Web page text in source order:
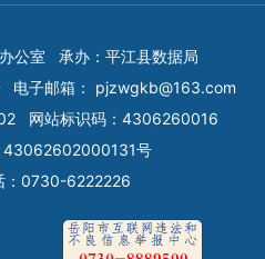
公室
承办：平江县数据局
电子邮箱： pjzwgkb@163.com
网站标识码：4306260016
43062602000131号
：0730-6222226